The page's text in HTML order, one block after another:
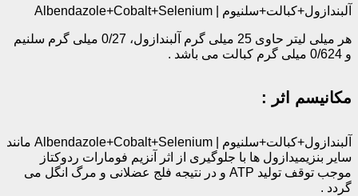
آلبندازول+کبالت+سلنیوم | Albendazole+Cobalt+Selenium
هر میلی ‌لیتر حاوی 25 میلی ‌گرم آلبندازول، 0/27 میلی گرم سلنیم
و 0/624 میلی گرم کبالت می باشد .‌
مکانیسم اثر :
آلبندازول+کبالت+سلنیوم | Albendazole+Cobalt+Selenium مانند
سایر بنزیمیدازول ها با جلوگیری از اثر آنزیم فومارات ردوکتاز
موجب توقف تولید ATP و در نتیجه فلج عضلانی و مرگ انگل می
گردد .